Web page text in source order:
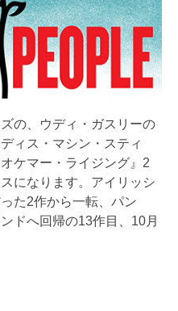
の、ウディ・ガスリーの
ィス・マシン・スティ
ケマー・ライジング』2
になります。アイリッシ
た2作から一転、パン
ドへ回帰の13作目、10月